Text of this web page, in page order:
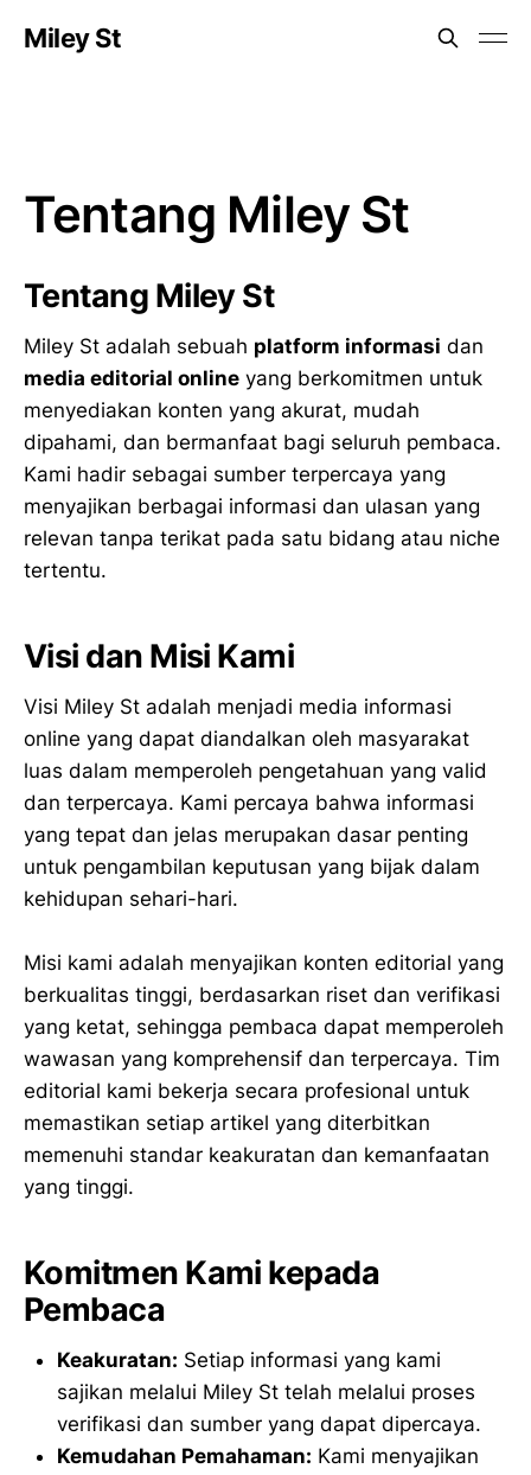
Miley St
Tentang Miley St
Tentang Miley St
Miley St adalah sebuah platform informasi dan
media editorial online yang berkomitmen untuk
menyediakan konten yang akurat, mudah
dipahami, dan bermanfaat bagi seluruh pembaca.
Kami hadir sebagai sumber terpercaya yang
menyajikan berbagai informasi dan ulasan yang
relevan tanpa terikat pada satu bidang atau niche
tertentu.
Visi dan Misi Kami
Visi Miley St adalah menjadi media informasi
online yang dapat diandalkan oleh masyarakat
luas dalam memperoleh pengetahuan yang valid
dan terpercaya. Kami percaya bahwa informasi
yang tepat dan jelas merupakan dasar penting
untuk pengambilan keputusan yang bijak dalam
kehidupan sehari-hari.
Misi kami adalah menyajikan konten editorial yang
berkualitas tinggi, berdasarkan riset dan verifikasi
yang ketat, sehingga pembaca dapat memperoleh
wawasan yang komprehensif dan terpercaya. Tim
editorial kami bekerja secara profesional untuk
memastikan setiap artikel yang diterbitkan
memenuhi standar keakuratan dan kemanfaatan
yang tinggi.
Komitmen Kami kepada
Pembaca
Keakuratan: Setiap informasi yang kami
sajikan melalui Miley St telah melalui proses
verifikasi dan sumber yang dapat dipercaya.
Kemudahan Pemahaman: Kami menyajikan